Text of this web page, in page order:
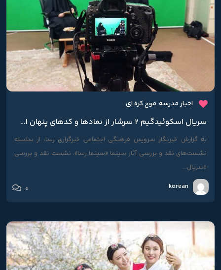
اخبار مدرسه موج کره ای
سریال اسکوئیدگیم 2 سرشار از نماد‌ها و کد‌های پنهان است
به گزارش خبرنگار سرویس فرهنگی اجتماعی خبرگزاری رسا، از سلسله
نشست‌های نقد و بررسی آثار سینما «سینما رسا»، نشست نقد و بررسی
«سریال...
korean
0